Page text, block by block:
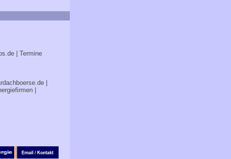
| Termine
|
|